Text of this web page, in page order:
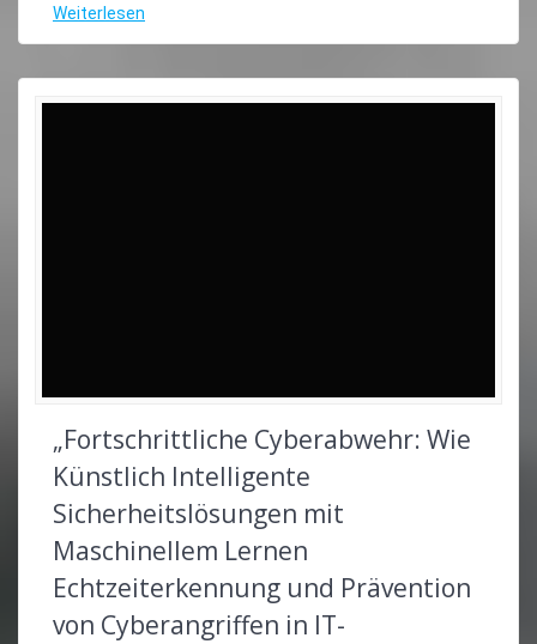
Weiterlesen
„Fortschrittliche Cyberabwehr: Wie
Künstlich Intelligente
Sicherheitslösungen mit
Maschinellem Lernen
Echtzeiterkennung und Prävention
von Cyberangriffen in IT-